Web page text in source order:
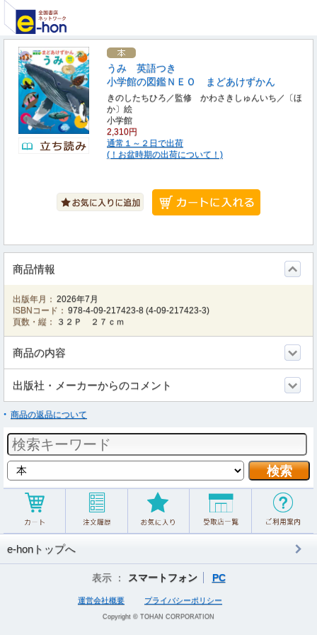
うみ 英語つき
小学館の図鑑ＮＥＯ まどあけずかん
きのしたちひろ／監修 かわさきしゅんいち／〔ほ
か〕絵
小学館
2,310円
通常１～２日で出荷
(！お盆時期の出荷について！)
商品情報
出版年月： 2026年7月
ISBNコード： 978-4-09-217423-8 (4-09-217423-3)
頁数・縦：
３２Ｐ ２７ｃｍ
商品の内容
出版社・メーカーからのコメント
商品の返品について
e-honトップへ
表示 ： スマートフォン PC
運営会社概要 プライバシーポリシー
Copyright © TOHAN CORPORATION